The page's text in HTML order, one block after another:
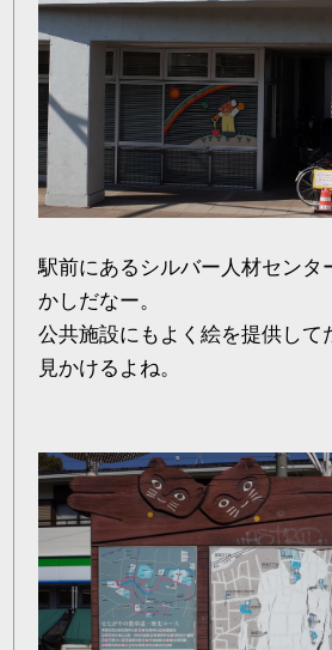
駅前にあるシルバー人材センタ
かしだなー。
公共施設にもよく絵を提供して
見かけるよね。